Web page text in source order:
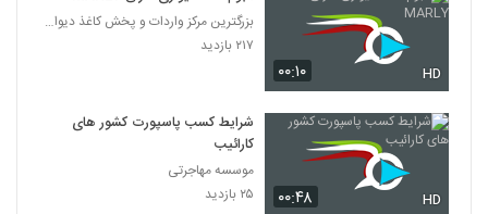
۰۰:۱۰ HD
بزرگترین مرکز واردات و پخش کاغذ دیواری
۲۱۷ بازدید
۰۰:۴۸ HD
شرایط کسب پاسپورت کشور های
کارائیب
موسسه مهاجرتی
۲۵ بازدید